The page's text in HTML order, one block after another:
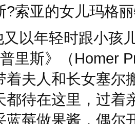
?索亚的女儿玛格
以年轻时跟小孩
里斯》（Homer
着夫人和长女塞尔
都待在这里，过着
蓝莓做果酱，偶尔